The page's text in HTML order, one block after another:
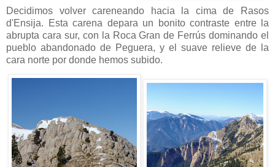
Decidimos volver careneando hacia la cima de Rasos
d'Ensija. Esta carena depara un bonito contraste entre la
abrupta cara sur, con la Roca Gran de Ferrús dominando el
pueblo abandonado de Peguera, y el suave relieve de la
cara norte por donde hemos subido.